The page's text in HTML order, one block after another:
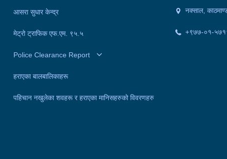
आसरा सुधार केन्द्र
मेट्रो ट्राफिक एफ.एम. ९५.५
Police Clearance Report
हराएका बालबालिकाहरू
पहिचान नखुलेका शवहरू र हराएका मानिसहरुको विवरणहरु
नक्साल,
+९७७-०१-